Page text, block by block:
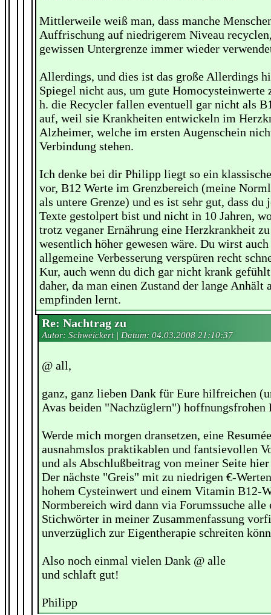
Mittlerweile weiß man, dass manche
Auffrischung auf niedrigerem Niveau
gewissen Untergrenze immer wieder
Allerdings, und dies ist das große Allerdings
Spiegel nicht aus, um gute Homocysteinwerte
h. die Recycler fallen eventuell gar nicht als
auf, weil sie Krankheiten entwickeln im
Alzheimer, welche im ersten Augenschein
Verbindung stehen.
Ich denke bei dir Philipp liegt so ein
vor, B12 Werte im Grenzbereich (meine
als untere Grenze) und es ist sehr gut, dass du
Texte gestolpert bist und nicht in 10 Jahren,
trotz veganer Ernährung eine Herzkrankheit
wesentlich höher gewesen wäre. Du wirst
allgemeine Verbesserung verspüren recht
Kur, auch wenn du dich gar nicht krank
daher, da man einen Zustand der lange Anhält
empfinden lernt.
Re: Nachtrag zu
Autor: Schweickert | Datum: 04.03.2008 21:10:37
@ all,
ganz, ganz lieben Dank für Eure hilfreichen
Avas beiden "Nachzüglern") hoffnungsfrohen
Werde mich morgen dransetzen, eine
ausnahmslos praktikablen und fantsievollen
und als Abschlußbeitrag von meiner Seite
Der nächste "Greis" mit zu niedrigen €-
hohem Cysteinwert und einem Vitamin B12-
Normbereich wird dann via Forumssuche alle
Stichwörter in meiner Zusammenfassung
unverzüglich zur Eigentherapie schreiten
Also noch einmal vielen Dank @ alle
und schlaft gut!
Philipp